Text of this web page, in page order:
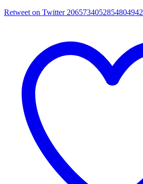
Retweet on Twitter 2065734052854804942